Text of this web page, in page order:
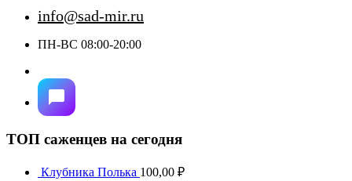
info@sad-mir.ru
ПН-ВС 08:00-20:00
ТОП саженцев на сегодня
Клубника Полька 100,00 ₽